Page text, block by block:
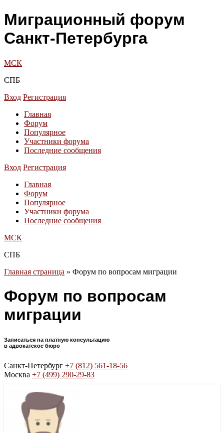
Миграционный форум
Санкт-Петербурга
МСК
СПБ
Вход Регистрация
Главная
Форум
Популярное
Участники форума
Последние сообщения
Вход Регистрация
Главная
Форум
Популярное
Участники форума
Последние сообщения
МСК
СПБ
Главная страница » Форум по вопросам миграции
Форум по вопросам
миграции
Записаться на платную консультацию
в адвокатское бюро
Санкт-Петербург +7 (812) 561-18-56
Москва +7 (499) 290-29-83